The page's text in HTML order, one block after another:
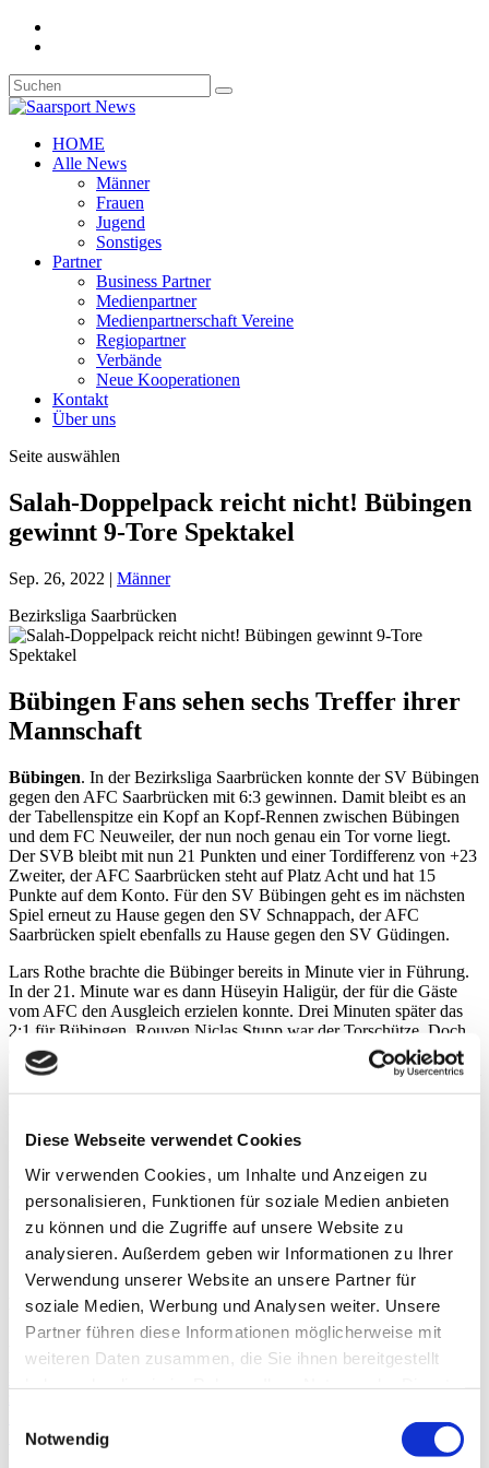
Diese Webseite verwendet Cookies
Wir verwenden Cookies, um Inhalte und Anzeigen zu
personalisieren, Funktionen für soziale Medien anbieten
zu können und die Zugriffe auf unsere Website zu
analysieren. Außerdem geben wir Informationen zu Ihrer
Verwendung unserer Website an unsere Partner für
soziale Medien, Werbung und Analysen weiter. Unsere
Partner führen diese Informationen möglicherweise mit
weiteren Daten zusammen, die Sie ihnen bereitgestellt
Notwendig
HOME
Alle News
Männer
Frauen
Jugend
Sonstiges
Partner
Business Partner
Medienpartner
Medienpartnerschaft Vereine
Regiopartner
Verbände
Neue Kooperationen
Kontakt
Über uns
Seite auswählen
Salah-Doppelpack reicht nicht! Bübingen
gewinnt 9-Tore Spektakel
Sep. 26, 2022 | Männer
Bezirksliga Saarbrücken
Bübingen Fans sehen sechs Treffer ihrer
Mannschaft
Bübingen. In der Bezirksliga Saarbrücken konnte der SV Bübingen
gegen den AFC Saarbrücken mit 6:3 gewinnen. Damit bleibt es an
der Tabellenspitze ein Kopf an Kopf-Rennen zwischen Bübingen
und dem FC Neuweiler, der nun noch genau ein Tor vorne liegt.
Der SVB bleibt mit nun 21 Punkten und einer Tordifferenz von +23
Zweiter, der AFC Saarbrücken steht auf Platz Acht und hat 15
Punkte auf dem Konto. Für den SV Bübingen geht es im nächsten
Spiel erneut zu Hause gegen den SV Schnappach, der AFC
Saarbrücken spielt ebenfalls zu Hause gegen den SV Güdingen.
Lars Rothe brachte die Bübinger bereits in Minute vier in Führung.
In der 21. Minute war es dann Hüseyin Haligür, der für die Gäste
vom AFC den Ausgleich erzielen konnte. Drei Minuten später das
2:1 für Bübingen, Rouven Niclas Stupp war der Torschütze. Doch
die Führung hielt ebenfalls nur kurz, in der 26. Minute markierte
Moussa Hamedi Salah das 2:2. In der 45. Minute sorgte dann Daniel
Philippi dafür, dass die Hausherren mit einer knappen 3:2-Führung
Nach dem Pausentee konnte Felix Quinten für den SVB in der 55.
Minute das 4:2 nachlegen. Mit zwei weiteren Treffern durch Stupp
(58.) und Philippi (68.) konnten die Gastgeber das Ergebnis auf 6:2
hochschrauben. In der 75. Minute dann auch noch Elfmeter für
Bübingen. Niko Culum trat an, doch AFC-Keeper Samir Farik
konnte halten. In der 79. Minute konnte Hamedi Salah noch das 6:3
für den AFC erzielen für mehr reichte es aber nicht mehr. Ende.
Fotoquelle: Armin Schwambach
Aktie:
Merchweiler II ohne Sieger